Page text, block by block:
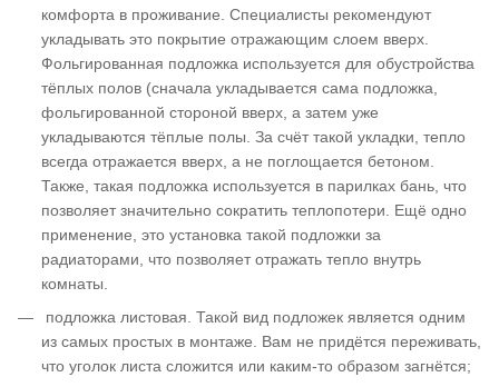
комфорта в проживание. Специалисты рекомендуют
укладывать это покрытие отражающим слоем вверх.
Фольгированная подложка используется для обустройства
тёплых полов (сначала укладывается сама подложка,
фольгированной стороной вверх, а затем уже
укладываются тёплые полы. За счёт такой укладки, тепло
всегда отражается вверх, а не поглощается бетоном.
Также, такая подложка используется в парилках бань, что
позволяет значительно сократить теплопотери. Ещё одно
применение, это установка такой подложки за
радиаторами, что позволяет отражать тепло внутрь
комнаты.
подложка листовая. Такой вид подложек является одним
из самых простых в монтаже. Вам не придётся переживать,
что уголок листа сложится или каким-то образом загнётся;